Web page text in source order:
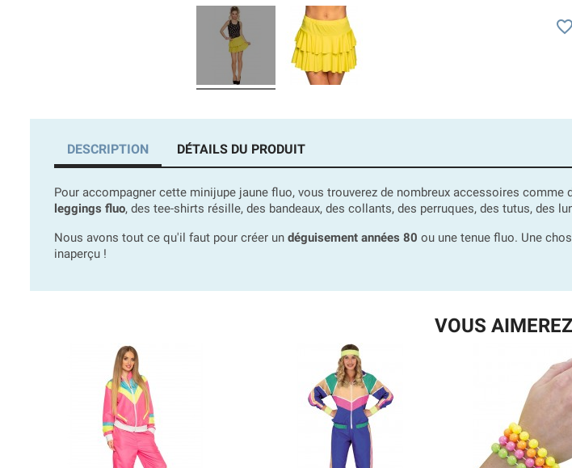

DESCRIPTION DÉTAILS DU PRODUIT
Pour accompagner cette minijupe jaune fluo, vous trouverez de nombreux accessoires comme
leggings fluo, des tee-shirts résille, des bandeaux, des collants, des perruques, des tutus, des
Nous avons tout ce qu'il faut pour créer un déguisement années 80 ou une tenue fluo. Une
inaperçu !
VOUS